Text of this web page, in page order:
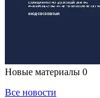
Новые материалы 0
Все новости